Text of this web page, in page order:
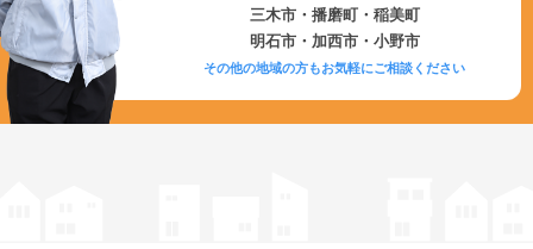
三木市・播磨町・稲美町
明石市・加西市・小野市
その他の地域の方もお気軽にご相談ください